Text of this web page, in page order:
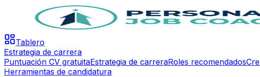
Tablero
Estrategia de carrera
Puntuación CV gratuitaEstrategia de carreraRoles recomendados
Herramientas de candidatura